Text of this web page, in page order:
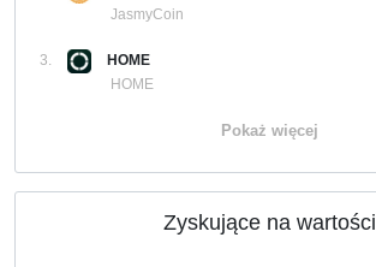
JasmyCoin
3.
HOME
HOME
Pokaż więcej
Zyskujące na wartości